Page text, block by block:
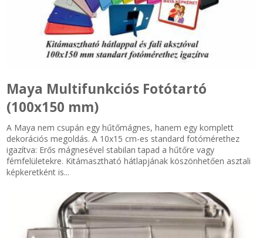
Maya Multifunkciós Fotótartó
(100x150 mm)
A Maya nem csupán egy hűtőmágnes, hanem egy komplett
dekorációs megoldás. A 10x15 cm-es standard fotómérethez
igazítva: Erős mágnesével stabilan tapad a hűtőre vagy
fémfelületekre. Kitámasztható hátlapjának köszönhetően asztali
képkeretként is...